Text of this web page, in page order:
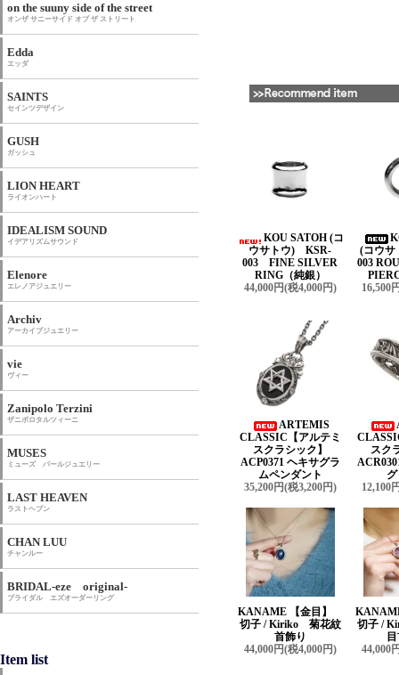
KOU SATOH (コ
ウサトウ) KSR-
003 FINE SILVER
RING（純銀）
44,000円(税4,000円)
(コウ
003
16,500
ARTEMIS
CLASSIC【アルテミ
スクラシック】
ACP0371 ヘキサグラ
ムペンダント
35,200円(税3,200円)
スク
12,100
KANAME 【金目】
切子 / Kiriko 菊花紋
首飾り
44,000円(税4,000円)
切子 /
44,000
on the suuny side of the street
オンザ サニーサイド オブ ザ ストリート
Edda
エッダ
SAINTS
セインツデザイン
GUSH
ガッシュ
LION HEART
ライオンハート
IDEALISM SOUND
イデアリズムサウンド
Elenore
エレノアジュエリー
Archiv
アーカイブジュエリー
vie
ヴィー
Zanipolo Terzini
ザニポロタルツィーニ
MUSES
ミューズ パールジュエリー
LAST HEAVEN
ラストヘブン
CHAN LUU
チャンルー
BRIDAL-eze original-
ブライダル エズオーダーリング
Item list